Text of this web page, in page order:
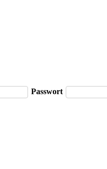
Passwort